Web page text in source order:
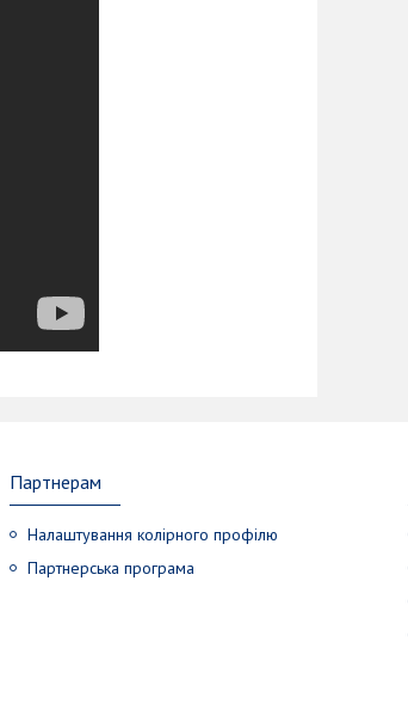
Партнерам
Налаштування колірного профілю
Партнерська програма